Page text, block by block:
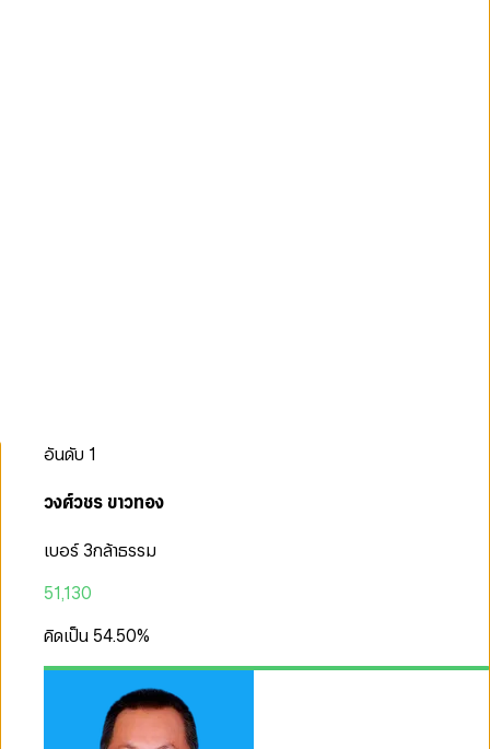
อันดับ 1
วงศ์วชร ขาวทอง
เบอร์ 3กล้าธรรม
51,130
คิดเป็น 54.50%